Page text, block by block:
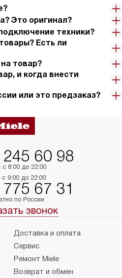
Это оригинал?
техники?
Есть ли
товар?
и когда внести
или это предзаказ?
60 98
с 8:00 до 22:00
с 9:00 до 22:00
67 31
по России
звонок
Доставка и оплата
Сервис
Ремонт Miele
Возврат и обмен